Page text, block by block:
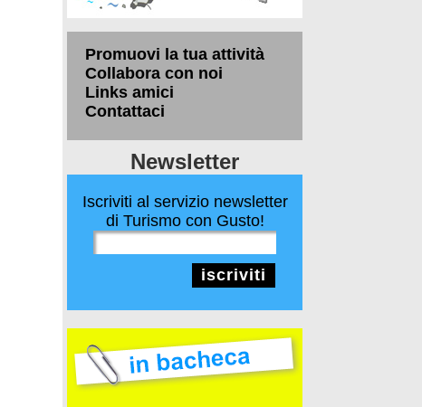
Promuovi la tua attività
Collabora con noi
Links amici
Contattaci
Newsletter
Iscriviti al servizio newsletter
di Turismo con Gusto!
iscriviti